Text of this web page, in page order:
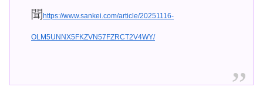
聞 https://www.sankei.com/article/20251116-
OLM5UNNX5FKZVN57FZRCT2V4WY/